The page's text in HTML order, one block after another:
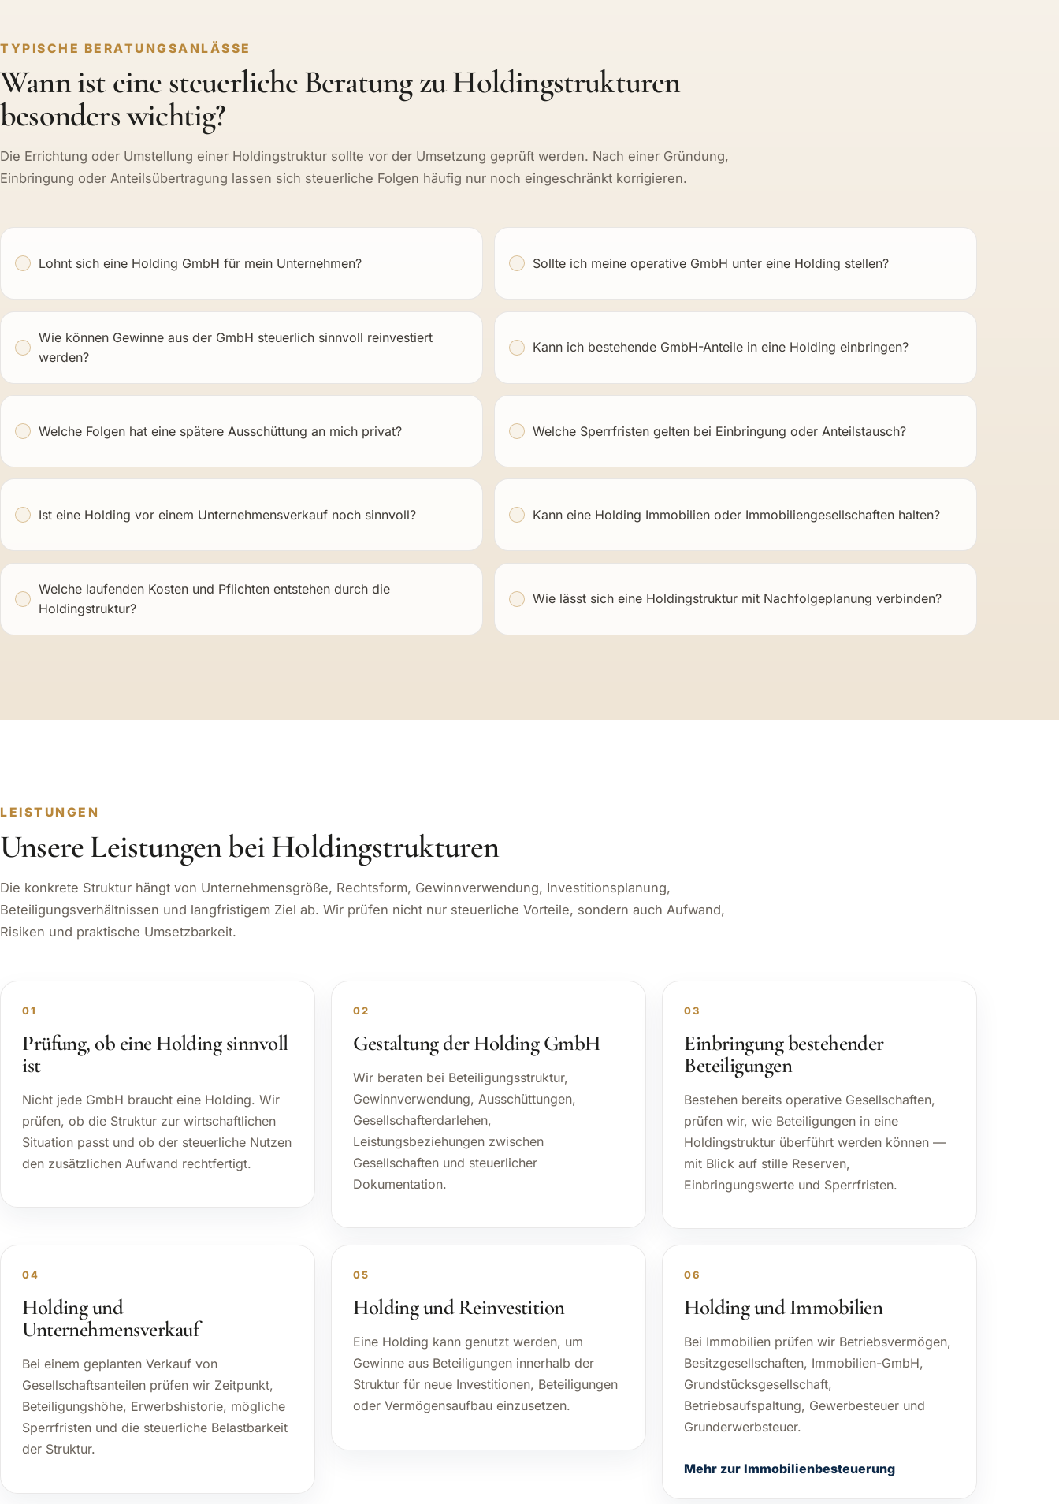
TYPISCHE BERATUNGSANLÄSSE
Wann ist eine steuerliche Beratung zu Holdingstrukturen
besonders wichtig?
Die Errichtung oder Umstellung einer Holdingstruktur sollte vor der Umsetzung geprüft werden. Nach einer Gründung,
Einbringung oder Anteilsübertragung lassen sich steuerliche Folgen häufig nur noch eingeschränkt korrigieren.
Lohnt sich eine Holding GmbH für mein Unternehmen? Sollte ich meine operative GmbH unter eine Holding stellen?
Wie können Gewinne aus der GmbH steuerlich sinnvoll reinvestiert
werden?
Kann ich bestehende GmbH-Anteile in eine Holding einbringen?
Welche Folgen hat eine spätere Ausschüttung an mich privat? Welche Sperrfristen gelten bei Einbringung oder Anteilstausch?
Ist eine Holding vor einem Unternehmensverkauf noch sinnvoll? Kann eine Holding Immobilien oder Immobiliengesellschaften halten?
Welche laufenden Kosten und Pflichten entstehen durch die
Holdingstruktur?
Wie lässt sich eine Holdingstruktur mit Nachfolgeplanung verbinden?
LEISTUNGEN
Unsere Leistungen bei Holdingstrukturen
Die konkrete Struktur hängt von Unternehmensgröße, Rechtsform, Gewinnverwendung, Investitionsplanung,
Beteiligungsverhältnissen und langfristigem Ziel ab. Wir prüfen nicht nur steuerliche Vorteile, sondern auch Aufwand,
Risiken und praktische Umsetzbarkeit.
01
Prüfung, ob eine Holding sinnvoll
ist
Nicht jede GmbH braucht eine Holding. Wir
prüfen, ob die Struktur zur wirtschaftlichen
Situation passt und ob der steuerliche Nutzen
den zusätzlichen Aufwand rechtfertigt.
02
Gestaltung der Holding GmbH
Wir beraten bei Beteiligungsstruktur,
Gewinnverwendung, Ausschüttungen,
Gesellschafterdarlehen,
Leistungsbeziehungen zwischen
Gesellschaften und steuerlicher
Dokumentation.
03
Einbringung bestehender
Beteiligungen
Bestehen bereits operative Gesellschaften,
prüfen wir, wie Beteiligungen in eine
Holdingstruktur überführt werden können —
mit Blick auf stille Reserven,
Einbringungswerte und Sperrfristen.
04
Holding und
Unternehmensverkauf
Bei einem geplanten Verkauf von
Gesellschaftsanteilen prüfen wir Zeitpunkt,
Beteiligungshöhe, Erwerbshistorie, mögliche
Sperrfristen und die steuerliche Belastbarkeit
der Struktur.
05
Holding und Reinvestition
Eine Holding kann genutzt werden, um
Gewinne aus Beteiligungen innerhalb der
Struktur für neue Investitionen, Beteiligungen
oder Vermögensaufbau einzusetzen.
06
Holding und Immobilien
Bei Immobilien prüfen wir Betriebsvermögen,
Besitzgesellschaften, Immobilien-GmbH,
Grundstücksgesellschaft,
Betriebsaufspaltung, Gewerbesteuer und
Grunderwerbsteuer.
Mehr zur Immobilienbesteuerung